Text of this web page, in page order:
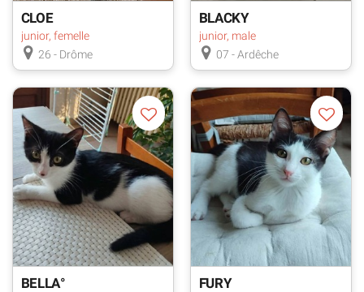
CLOE
junior, femelle
26 - Drôme
BLACKY
junior, male
07 - Ardêche
BELLA° FURY